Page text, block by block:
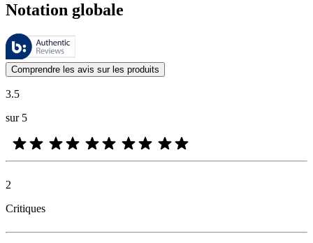
Notation globale
Ces évaluations sont gérées par Bazaarvoice et sont conformes à la
Les avis des clients exprimés sous forme d'évaluations de produits
Comprendre les avis sur les produits
3.5
sur 5
2
Critiques